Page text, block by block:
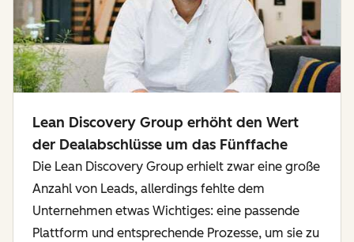
Lean Discovery Group erhöht den Wert
der Dealabschlüsse um das Fünffache
Die Lean Discovery Group erhielt zwar eine große
Anzahl von Leads, allerdings fehlte dem
Unternehmen etwas Wichtiges: eine passende
Plattform und entsprechende Prozesse, um sie zu